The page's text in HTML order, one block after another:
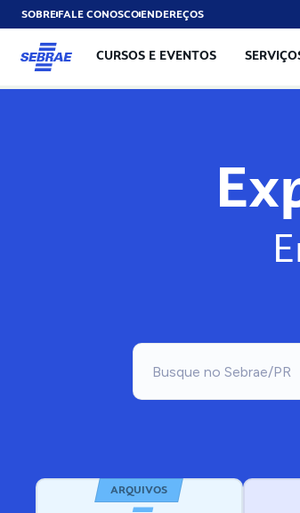
SOBREFALE CONOSCOENDEREÇOS
CURSOS E EVENTOS
ARQUIVOS